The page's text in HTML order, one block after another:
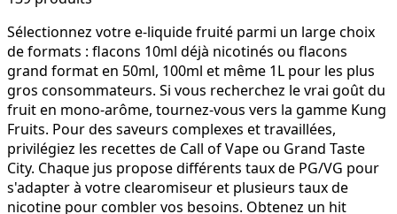
Sélectionnez votre e-liquide fruité parmi un large choix
de formats : flacons 10ml déjà nicotinés ou flacons
grand format en 50ml, 100ml et même 1L pour les plus
gros consommateurs. Si vous recherchez le vrai goût du
fruit en mono-arôme, tournez-vous vers la gamme Kung
Fruits. Pour des saveurs complexes et travaillées,
privilégiez les recettes de Call of Vape ou Grand Taste
City. Chaque jus propose différents taux de PG/VG pour
s'adapter à votre clearomiseur et plusieurs taux de
nicotine pour combler vos besoins. Obtenez un hit